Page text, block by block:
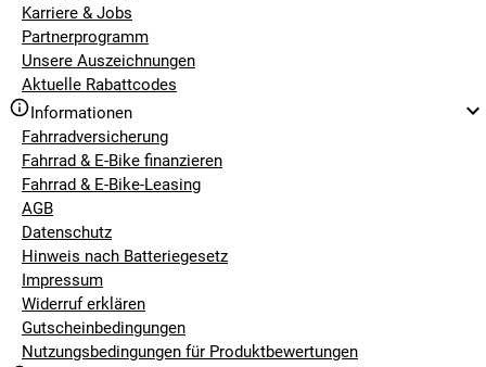
Karriere & Jobs
Partnerprogramm
Unsere Auszeichnungen
Aktuelle Rabattcodes
Informationen
Fahrradversicherung
Fahrrad & E-Bike finanzieren
Fahrrad & E-Bike-Leasing
AGB
Datenschutz
Hinweis nach Batteriegesetz
Impressum
Widerruf erklären
Gutscheinbedingungen
Nutzungsbedingungen für Produktbewertungen